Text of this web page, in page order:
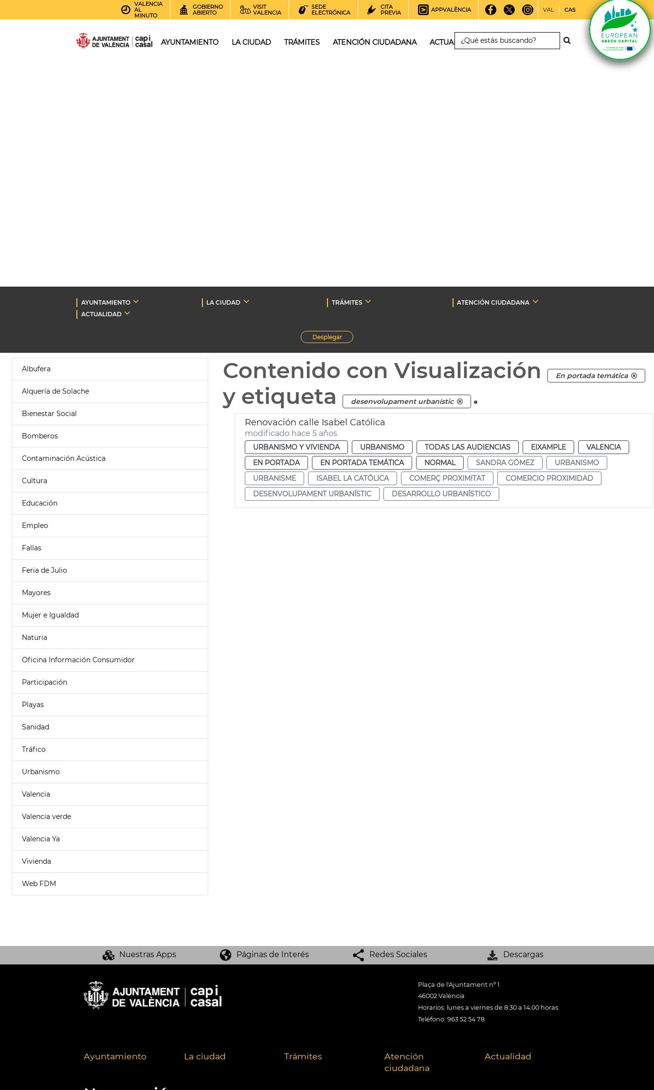
VALENCIA
AL
MINUTO
GOBIERNO
ABIERTO
VISIT
VALENCIA
SEDE
ELECTRÓNICA
CITA
PREVIA
APPVALÈNCIA VAL CAS
AYUNTAMIENTO LA CIUDAD TRÁMITES ATENCIÓN CIUDADANA ACTUALIDAD
AYUNTAMIENTO LA CIUDAD TRÁMITES
ATENCIÓN CIUDADANA
ACTUALIDAD
Desplegar
Albufera
Alquería de Solache
Bienestar Social
Bomberos
Contaminación Acústica
Cultura
Educación
Empleo
Fallas
Feria de Julio
Mayores
Mujer e Igualdad
Naturia
Oficina Información Consumidor
Participación
Playas
Sanidad
Tráfico
Urbanismo
Valencia
Valencia verde
Valencia Ya
Vivienda
Web FDM
Contenido con Visualización En portada temática
y etiqueta desenvolupament urbanístic .
Renovación calle Isabel Católica
modificado hace 5 años
URBANISMO Y VIVIENDA URBANISMO TODAS LAS AUDIENCIAS EIXAMPLE
VALENCIA
EN PORTADA
EN PORTADA TEMÁTICA NORMAL SANDRA GÓMEZ
URBANISMO
URBANISME
ISABEL LA CATÓLICA COMERÇ PROXIMITAT
COMERCIO PROXIMIDAD
DESENVOLUPAMENT URBANÍSTIC
DESARROLLO URBANÍSTICO
Nuestras Apps Páginas de Interés Redes Sociales Descargas
Plaça de l'Ajuntament nº 1
46002 València
Horarios: lunes a viernes de 8:30 a 14:00 horas
Teléfono: 963 52 54 78
Ayuntamiento La ciudad Trámites
Atención
ciudadana
Actualidad